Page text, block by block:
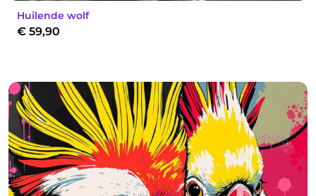
Huilende wolf
€ 59,90